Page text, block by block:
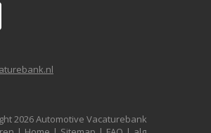
2026 Automotive Vacaturebank